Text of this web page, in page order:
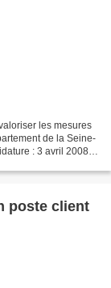
les mesures
de la Seine-
: 3 avril 2008.
poste client